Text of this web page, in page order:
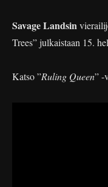
Savage Landsin
Trees” julkaistaan 15.
Katso ”Ruling Queen” -